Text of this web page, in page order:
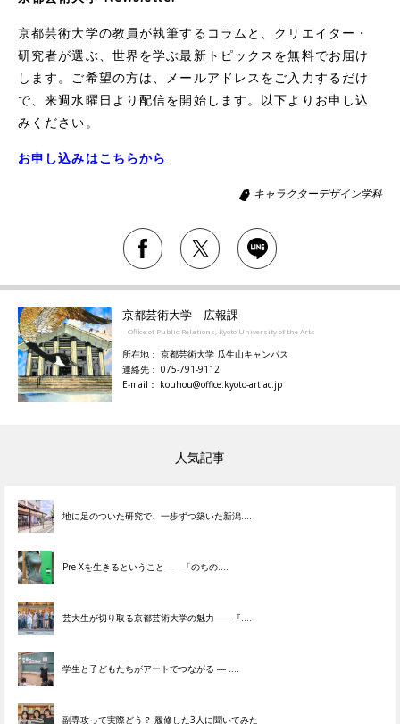
京都芸術大学の教員が執筆するコラムと、クリエイター・
研究者が選ぶ、世界を学ぶ最新トピックスを無料でお届け
します。ご希望の方は、メールアドレスをご入力するだけ
で、来週水曜日より配信を開始します。以下よりお申し込
みください。
お申し込みはこちらから
キャラクターデザイン学科
京都芸術大学 広報課
Office of Public Relations, Kyoto University of the Arts
所在地： 京都芸術大学 瓜生山キャンパス
連絡先： 075-791-9112
E-mail： kouhou@office.kyoto-art.ac.jp
人気記事
地に足のついた研究で、一歩ずつ築いた新潟....
Pre-Xを生きるということ——「のちの....
芸大生が切り取る京都芸術大学の魅力――『....
学生と子どもたちがアートでつながる ― ....
副専攻って実際どう？ 履修した3人に聞いてみた